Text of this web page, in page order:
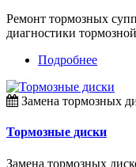
Ремонт тормозных
диагностики
Подробнее
Замена тормозных
Тормозные диски
Замена тормозных